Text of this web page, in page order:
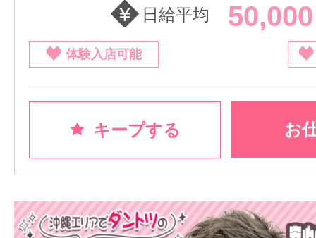
日給平均
体験入店可能
キープする お